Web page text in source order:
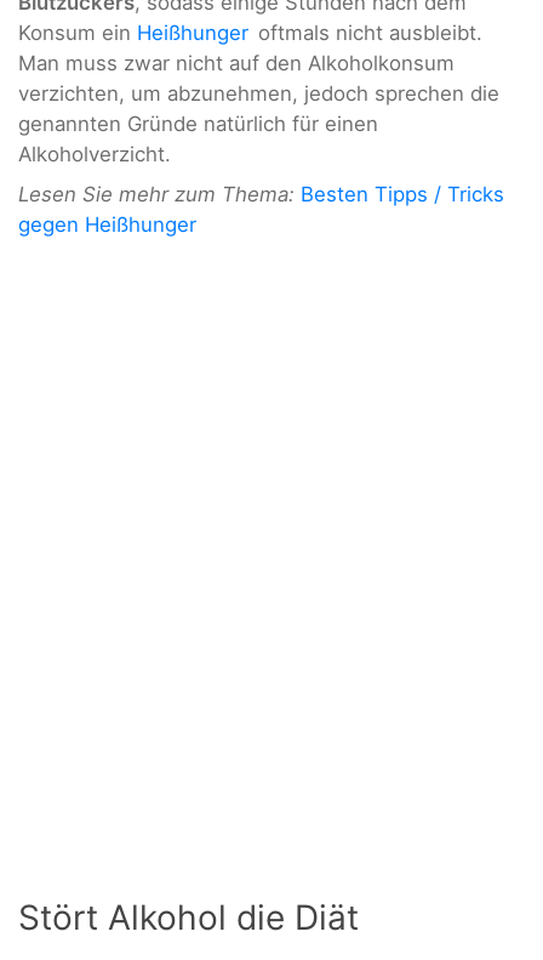
Konsum ein Heißhunger oftmals nicht ausbleibt.
Man muss zwar nicht auf den Alkoholkonsum
verzichten, um abzunehmen, jedoch sprechen die
genannten Gründe natürlich für einen
Alkoholverzicht.
Lesen Sie mehr zum Thema: Besten Tipps / Tricks
gegen Heißhunger
Stört Alkohol die Diät